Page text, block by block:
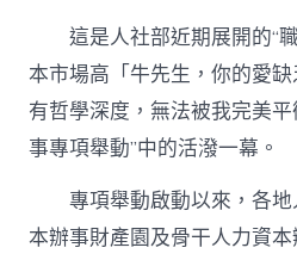
這是人社部近期展開的
本市場高「牛先生，你的愛
有哲學深度，無法被我完美
事專項舉動”中的活潑一幕。
專項舉動啟動以來，各
本辦事財產園及骨干人力資